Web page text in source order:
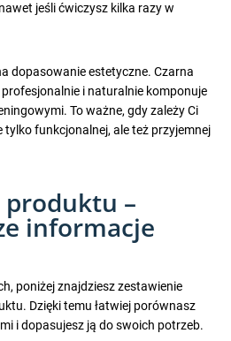
jeśli ćwiczysz kilka razy w
dopasowanie estetyczne. Czarna
i naturalnie komponuje
To ważne, gdy zależy Ci
tylko funkcjonalnej, ale też przyjemnej
produktu –
informacje
poniżej znajdziesz zestawienie
Dzięki temu łatwiej porównasz
i dopasujesz ją do swoich potrzeb.